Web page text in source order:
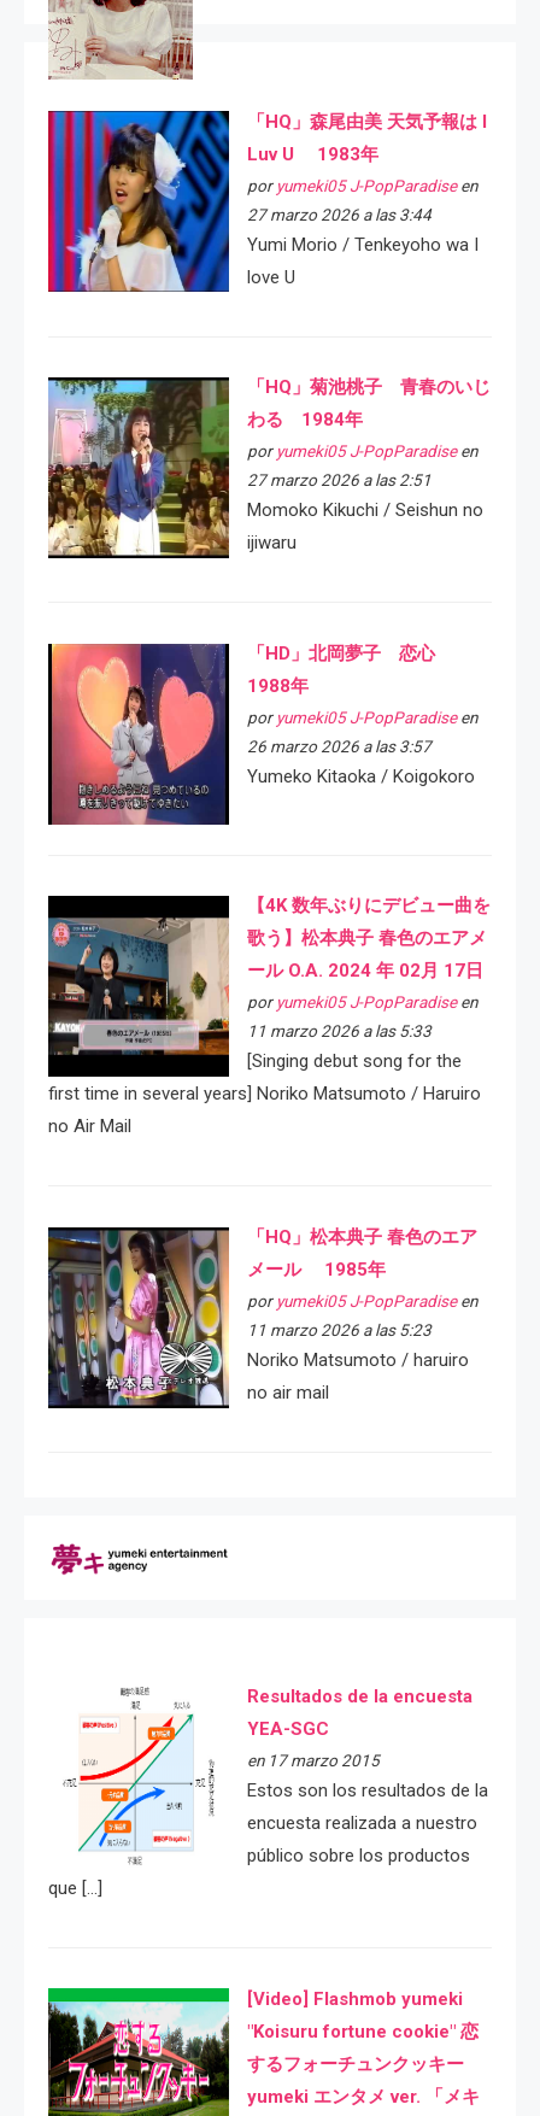
「HQ」森尾由美 天気予報は I
Luv U 1983年
por yumeki05 J-PopParadiseen
27 marzo 2026 a las 3:44
Yumi Morio / Tenkeyoho wa I
love U
「HQ」菊池桃子 青春のいじ
わる 1984年
por yumeki05 J-PopParadiseen
27 marzo 2026 a las 2:51
Momoko Kikuchi / Seishun no
ijiwaru
「HD」北岡夢子 恋心
1988年
por yumeki05 J-PopParadiseen
26 marzo 2026 a las 3:57
Yumeko Kitaoka / Koigokoro
【4K 数年ぶりにデビュー曲を
歌う】松本典子 春色のエアメ
ール O.A. 2024 年 02月 17日
por yumeki05 J-PopParadiseen
11 marzo 2026 a las 5:33
[Singing debut song for the
first time in several years] Noriko Matsumoto / Haruiro
no Air Mail
「HQ」松本典子 春色のエア
メール 1985年
por yumeki05 J-PopParadiseen
11 marzo 2026 a las 5:23
Noriko Matsumoto / haruiro
no air mail
Resultados de la encuesta
YEA-SGC
en 17 marzo 2015
Estos son los resultados de la
encuesta realizada a nuestro
público sobre los productos
que […]
[Video] Flashmob yumeki
"Koisuru fortune cookie" 恋
するフォーチュンクッキー
yumeki エンタメ ver. 「メキ